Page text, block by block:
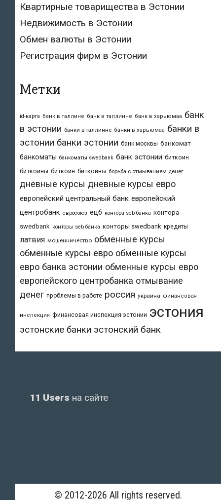
Квартирные товарищества в Эстонии
Недвижимость в Эстонии
Обмен валюты в Эстонии
Регистрация фирм в Эстонии
Метки
id-карта банк в таллине банк в таллинне банк в харьюмаа банк
в эстонии банки в таллинне банки в харьюмаа банки в
эстонии банки эстонии банк москвы банкомат
банкоматы банкоматы swedbank банк эстонии биткоин
биткоины биткойн биткойны борьба с отмыванием денег
дневные курсы дневные курсы евро
европейский центральный банк европейский
центробанк евросоюз ецб контора seb-банка контора
swedbank конторы seb банка конторы swedbank кредиты
латвия мошенничество обменные курсы
обменные курсы евро обменные курсы
евро банка эстонии обменные курсы евро
европейского центробанка отмывание
денег проблемы в работе россия украина финансовая
инспекция финансовая инспекция эстонии эстония
эстонские банки эстонский банк
11 Users на сайте
© 2012-2026 All rights reserved.